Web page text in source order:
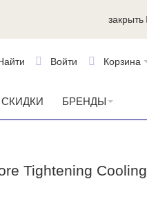
закрыть
Корзина
Войти
СКИДКИ БРЕНДЫ
Tightening Cooling